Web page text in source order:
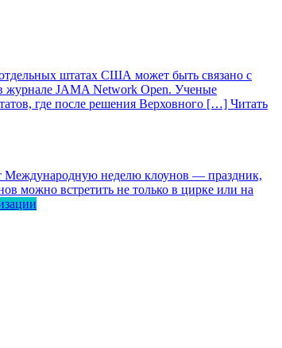
штатах США может быть связано с
журнале JAMA Network Open. Ученые
где после решения Верховного […] Читать
Международную неделю клоунов — праздник,
можно встретить не только в цирке или на